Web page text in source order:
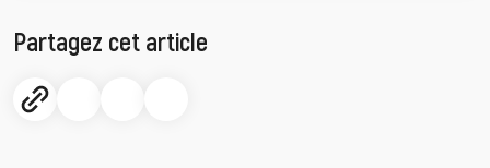
Partagez cet article